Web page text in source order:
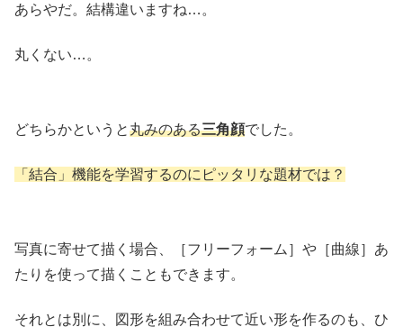
あらやだ。結構違いますね…。
丸くない…。
どちらかというと丸みのある三角顔でした。
「結合」機能を学習するのにピッタリな題材では？
写真に寄せて描く場合、［フリーフォーム］や［曲線］あ
たりを使って描くこともできます。
それとは別に、図形を組み合わせて近い形を作るのも、ひ